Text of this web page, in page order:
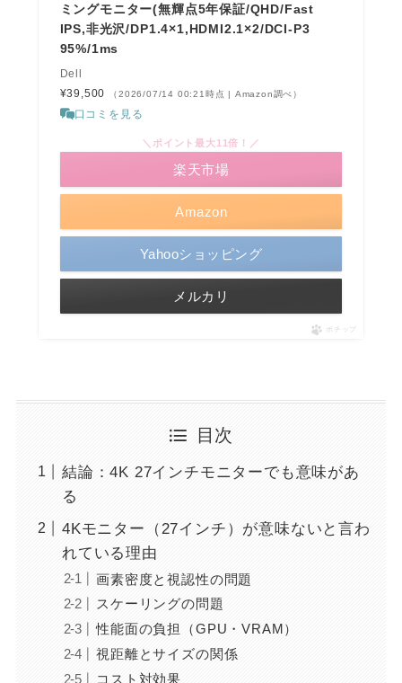
ミングモニター(無輝点5年保証/QHD/Fast
IPS,非光沢/DP1.4×1,HDMI2.1×2/DCI-P3
95%/1ms
Dell
¥39,500
（2026/07/14 00:21時点 | Amazon調べ）
口コミを見る
Amazon
＼ポイント最大11倍！／
楽天市場
Yahooショッピング
メルカリ
ポチップ
目次
結論：4K 27インチモニターでも意味があ
る
4Kモニター（27インチ）が意味ないと言わ
れている理由
画素密度と視認性の問題
スケーリングの問題
性能面の負担（GPU・VRAM）
視距離とサイズの関係
コスト対効果